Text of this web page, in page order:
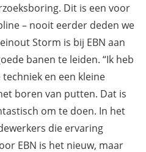
Dit is een voor
– nooit eerder deden we
Storm is bij EBN aan
banen te leiden. “Ik heb
en een kleine
boren van putten. Dat is
om te doen. In het
die ervaring
EBN is het nieuw, maar